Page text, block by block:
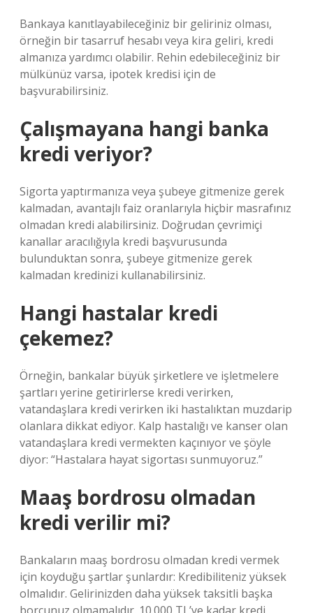
Bankaya kanıtlayabileceğiniz bir geliriniz olması,
örneğin bir tasarruf hesabı veya kira geliri, kredi
almanıza yardımcı olabilir. Rehin edebileceğiniz bir
mülkünüz varsa, ipotek kredisi için de
başvurabilirsiniz.
Çalışmayana hangi banka
kredi veriyor?
Sigorta yaptırmanıza veya şubeye gitmenize gerek
kalmadan, avantajlı faiz oranlarıyla hiçbir masrafınız
olmadan kredi alabilirsiniz. Doğrudan çevrimiçi
kanallar aracılığıyla kredi başvurusunda
bulunduktan sonra, şubeye gitmenize gerek
kalmadan kredinizi kullanabilirsiniz.
Hangi hastalar kredi
çekemez?
Örneğin, bankalar büyük şirketlere ve işletmelere
şartları yerine getirirlerse kredi verirken,
vatandaşlara kredi verirken iki hastalıktan muzdarip
olanlara dikkat ediyor. Kalp hastalığı ve kanser olan
vatandaşlara kredi vermekten kaçınıyor ve şöyle
diyor: “Hastalara hayat sigortası sunmuyoruz.”
Maaş bordrosu olmadan
kredi verilir mi?
Bankaların maaş bordrosu olmadan kredi vermek
için koyduğu şartlar şunlardır: Kredibiliteniz yüksek
olmalıdır. Gelirinizden daha yüksek taksitli başka